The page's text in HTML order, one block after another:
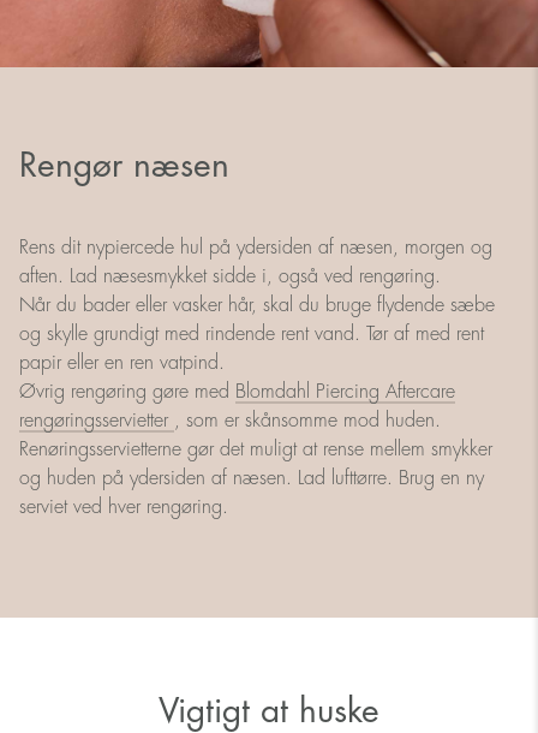
Rengør næsen
Rens dit nypiercede hul på ydersiden af ​​næsen, morgen og
aften. Lad næsesmykket sidde i, også ved rengøring.
Når du bader eller vasker hår, skal du bruge flydende sæbe
og skylle grundigt med rindende rent vand. Tør af med rent
papir eller en ren vatpind.
Øvrig rengøring gøre med Blomdahl Piercing Aftercare
rengøringsservietter
, som er skånsomme mod huden.
Renøringsservietterne gør det muligt at rense mellem smykker
og huden på ydersiden af ​​næsen. Lad lufttørre. Brug en ny
serviet ved hver rengøring.
Vigtigt at huske